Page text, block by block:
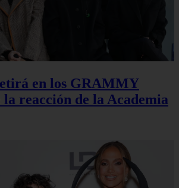
en los GRAMMY
la reacción de la Academia